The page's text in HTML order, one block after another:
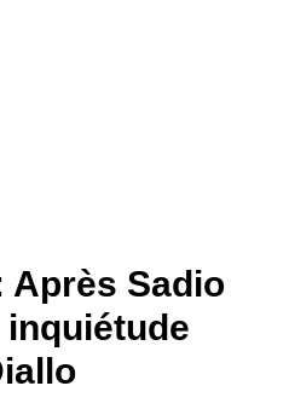
Après Sadio
inquiétude